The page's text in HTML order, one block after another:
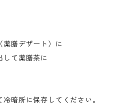
薬膳デザート）に
して薬膳茶に
暗所に保存してください。